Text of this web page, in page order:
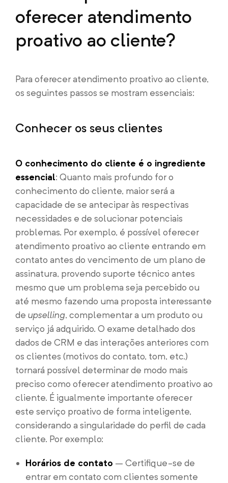
oferecer atendimento
proativo ao cliente?
Para oferecer atendimento proativo ao cliente,
os seguintes passos se mostram essenciais:
Conhecer os seus clientes
O conhecimento do cliente é o ingrediente
essencial: Quanto mais profundo for o
conhecimento do cliente, maior será a
capacidade de se antecipar às respectivas
necessidades e de solucionar potenciais
problemas. Por exemplo, é possível oferecer
atendimento proativo ao cliente entrando em
contato antes do vencimento de um plano de
assinatura, provendo suporte técnico antes
mesmo que um problema seja percebido ou
até mesmo fazendo uma proposta interessante
de upselling, complementar a um produto ou
serviço já adquirido. O exame detalhado dos
dados de CRM e das interações anteriores com
os clientes (motivos do contato, tom, etc.)
tornará possível determinar de modo mais
preciso como oferecer atendimento proativo ao
cliente. É igualmente importante oferecer
este serviço proativo de forma inteligente,
considerando a singularidade do perfil de cada
cliente. Por exemplo:
Horários de contato – Certifique-se de
entrar em contato com clientes somente